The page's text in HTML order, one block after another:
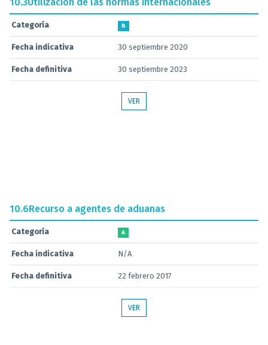
Categoría B
Fecha indicativa 30 septiembre 2020
Fecha definitiva 30 septiembre 2023
VER
10.6Recurso a agentes de aduanas
Categoría A
Fecha indicativa N/A
Fecha definitiva 22 febrero 2017
VER